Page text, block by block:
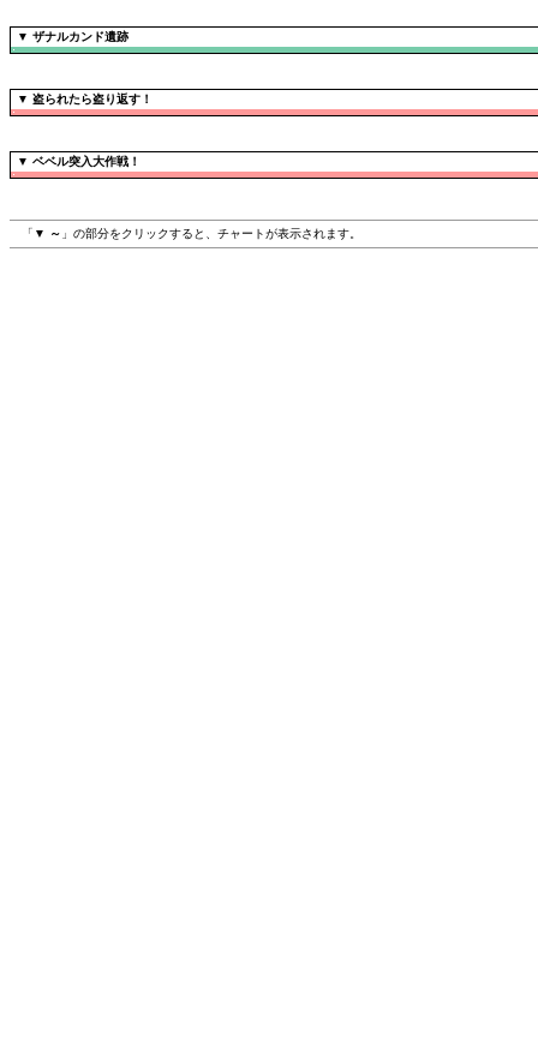
▼ ザナルカンド遺跡
▼ 盗られたら盗り返す！
▼ ベベル突入大作戦！
「▼ ～ 」の部分をクリックすると、チャートが表示されます。